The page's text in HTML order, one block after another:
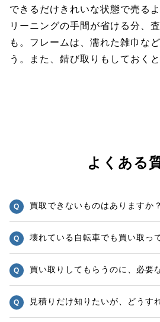
できるだけきれいな状態で売る
リーニングの手間が省ける分、
も。フレームは、濡れた雑巾な
う。また、錆び取りもしておく
よくある
買取できないものはありますか？
壊れている自転車でも買い取っ
買い取りしてもらうのに、必要
見積りだけ知りたいが、どうす